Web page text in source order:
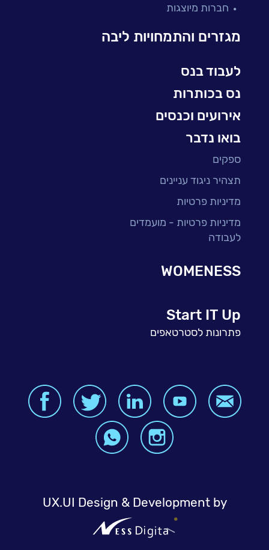
עולמות הענן
עולמות הסייבר
BI, Analytics & Big-Data
חברות מיוצגות
מגזרים והתמחויות ליבה
לעבוד בנס
נס בכותרות
אירועים וכנסים
בואו נדבר
ספקים
תצהיר ניגוד עניינים
מדיניות פרטיות
מדיניות פרטיות - מועמדים
לעבודה
WOMENESS
Start IT Up
פתרונות לסטרטאפים
UX.UI Design & Development by